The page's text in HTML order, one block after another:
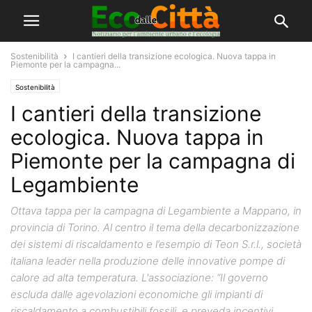
Sostenibilità
I cantieri della transizione ecologica. Nuova tappa in
Piemonte per la campagna...
Sostenibilità
I cantieri della transizione
ecologica. Nuova tappa in
Piemonte per la campagna di
Legambiente
Ottava tappa per la campagna di Legambiente a Mappano, in
provincia di Torino. Al centro il tema della decarbonizzazione
dei sistemi di riscaldamento e l’esempio di Teon S.r.l., società
italiana leader nella produzione delle innovative pompe di
calore ad alta temperatura. L'associazione: “Il governo
escluda dalle agevolazioni economiche gli impianti di